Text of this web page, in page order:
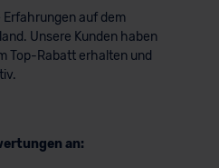
auf dem
Unsere Kunden haben
Top-Rabatt erhalten und
an: